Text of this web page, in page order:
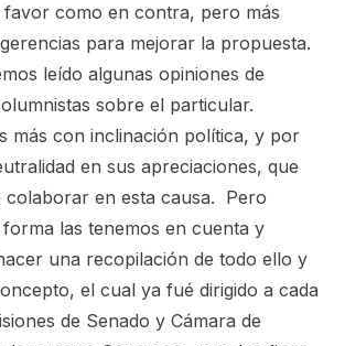
favor como en contra, pero más
para mejorar la propuesta.
leído algunas opiniones de
sobre el particular.
más con inclinación política, y por
en sus apreciaciones, que
colaborar en esta causa. Pero
las tenemos en cuenta y
una recopilación de todo ello y
el cual ya fué dirigido a cada
de Senado y Cámara de